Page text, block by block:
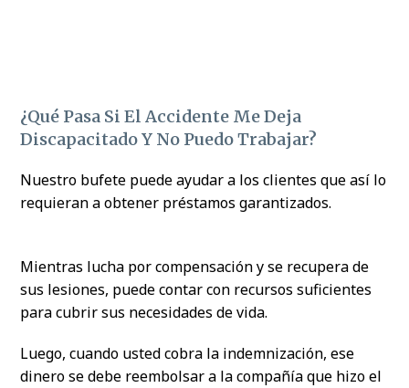
¿Qué Pasa Si El Accidente Me Deja
Discapacitado Y No Puedo Trabajar?
Nuestro bufete puede ayudar a los clientes que así lo
requieran a obtener préstamos garantizados.
Mientras lucha por compensación y se recupera de
sus lesiones, puede contar con recursos suficientes
para cubrir sus necesidades de vida.
Luego, cuando usted cobra la indemnización, ese
dinero se debe reembolsar a la compañía que hizo el